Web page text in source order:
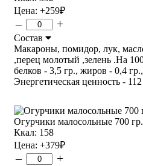
Цена: +259₽
– +
Состав
Макароны, помидор, лук,
,перец молотый ,зелень .На
белков - 3,5 гр., жиров - 0,4
Энергетическая ценность -
Огурчики малосольные 700
Ккал: 158
Цена: +379₽
– +